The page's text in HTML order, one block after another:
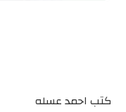
كتب احمد عسله